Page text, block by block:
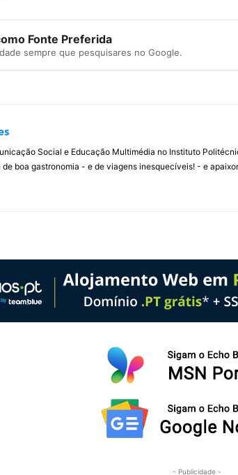
Fonte Preferida
sempre que pesquisares no Google.
Social e Educação Multimédia no Instituto
boa gastronomia - e de viagens inesquecíveis! - e
- Publicidade -